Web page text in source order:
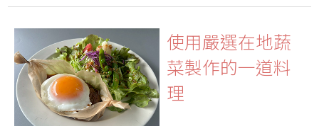
使用嚴選在地蔬
菜製作的一道料
理